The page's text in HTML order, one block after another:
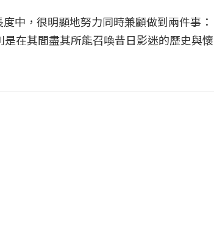
中，很明顯地努力同時兼顧做到兩件事：
在其間盡其所能召喚昔日影迷的歷史與懷